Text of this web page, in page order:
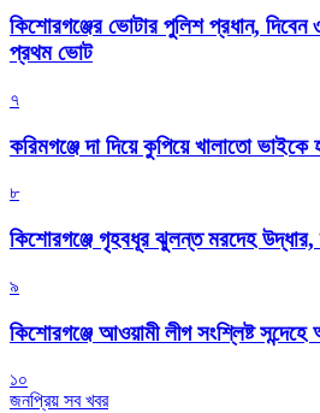
কিশোরগঞ্জের ভোটার পুলিশ প্রধান, দিবেন
প্রথম ভোট
৭
করিমগঞ্জে দা দিয়ে কুপিয়ে খালাতো ভাইকে
৮
কিশোরগঞ্জে গৃহবধূর ঝুলন্ত মরদেহ উদ্ধার,
৯
কিশোরগঞ্জে আওয়ামী লীগ সংশ্লিষ্ট
১০
জনপ্রিয় সব খবর